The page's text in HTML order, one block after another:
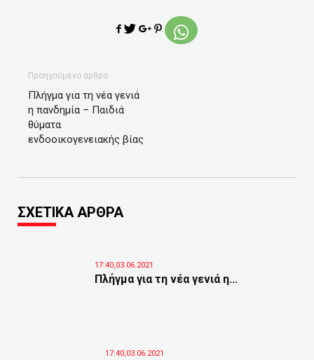
Προηγούμενο άρθρο
Πλήγμα για τη νέα γενιά
η πανδημία – Παιδιά
θύματα
ενδοοικογενειακής βίας
ΣΧΕΤΙΚΑ ΑΡΘΡΑ
17:40,03.06.2021
Πλήγμα για τη νέα γενιά η...
17:40,03.06.2021